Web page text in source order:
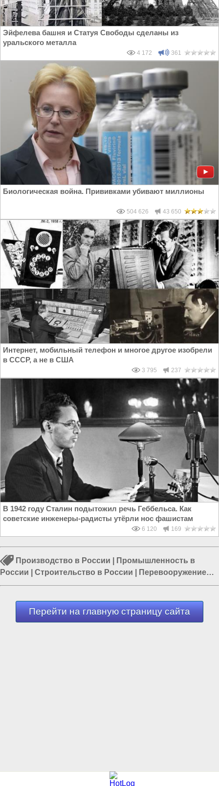
Эйфелева башня и Статуя Свободы сделаны из
уральского металла
4 172 361
Биологическая война. Прививками убивают миллионы
504 626 43 650
Интернет, мобильный телефон и многое другое изобрели
в СССР, а не в США
3 795 237
В 1942 году Сталин подытожил речь Геббельса. Как
советские инженеры-радисты утёрли нос фашистам
6 120 169
Производство в России
Промышленность в
России
Строительство в России
Перевооружение
армии России|Россия и Евразия|Россия и Запад|
Перейти на главную страницу сайта